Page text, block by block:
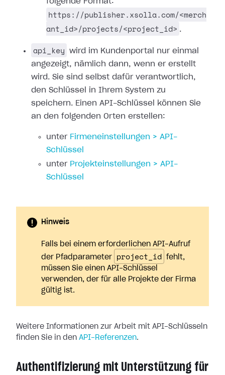
https://publisher.xsolla.com/<merch
ant_id>/projects/<project_id> .
api_key
wird im Kundenportal nur einmal
angezeigt, nämlich dann, wenn er erstellt
wird. Sie sind selbst dafür verantwortlich,
den Schlüssel in Ihrem System zu
speichern. Einen API-Schlüssel können Sie
an den folgenden Orten erstellen:
unter Firmeneinstellungen > API-
Schlüssel
unter Projekteinstellungen > API-
Schlüssel
Hinweis
Falls bei einem erforderlichen API-Aufruf
der Pfadparameter
project_id
fehlt,
müssen Sie einen API-Schlüssel
verwenden, der für alle Projekte der Firma
gültig ist.
Weitere Informationen zur Arbeit mit API-Schlüsseln
finden Sie in den API-Referenzen.
Authentifizierung mit Unterstützung für